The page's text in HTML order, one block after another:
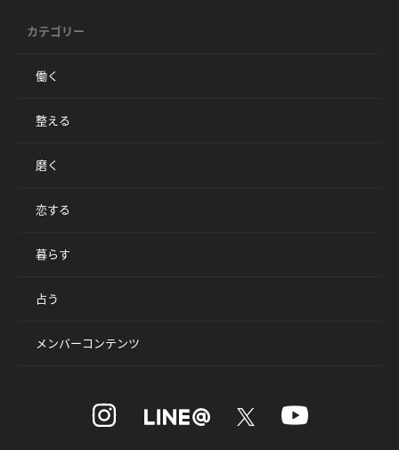
カテゴリー
働く
整える
磨く
恋する
暮らす
占う
メンバーコンテンツ